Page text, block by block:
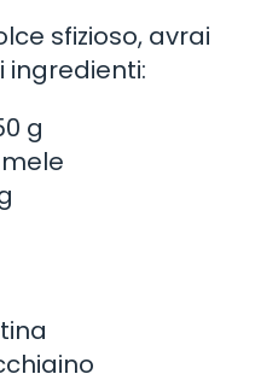
sfizioso, avrai
ingredienti:
g